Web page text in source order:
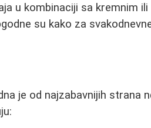
u kombinaciji sa kremnim
su kako za
je od najzabavnijih strana